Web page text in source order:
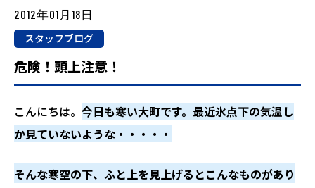
2012年01月18日
スタッフブログ
危険！頭上注意！
こんにちは。 今日も寒い大町です。最近氷点下の気温し
か見ていないような・・・・・
そんな寒空の下、ふと上を見上げるとこんなものがあり